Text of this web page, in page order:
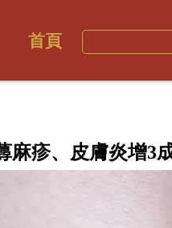
首頁
麻疹、皮膚炎增3